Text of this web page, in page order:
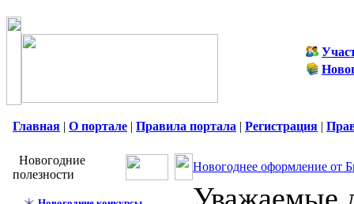
Главная | О портале | Правила портала | Регистрация |
Новогодние
полезности
Новогоднее оформление от